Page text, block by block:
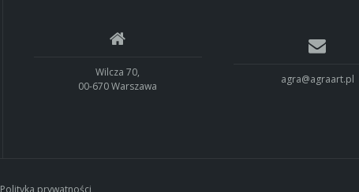
Wilcza 70,
00-670 Warszawa
agra@agraart.pl
Polityka prywatności